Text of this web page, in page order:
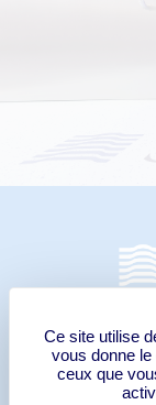
Ce site utilise
vous donne
ceux que